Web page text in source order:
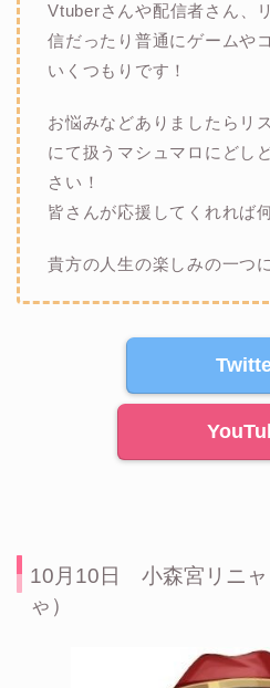
Vtuberさんや配信者さん、
信だったり普通にゲームや
いくつもりです！
お悩みなどありましたらリ
にて扱うマシュマロにどし
さい！
皆さんが応援してくれれば
貴方の人生の楽しみの一つ
10月10日 小森宮リニャ
ゃ）